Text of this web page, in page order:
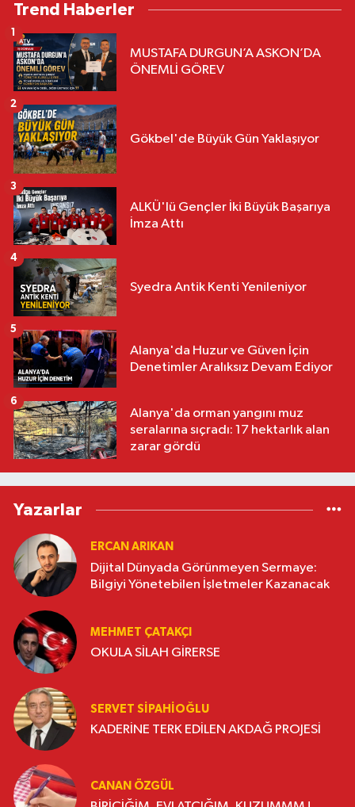
Trend Haberler
MUSTAFA DURGUN’A ASKON’DA
ÖNEMLİ GÖREV
1
Gökbel'de Büyük Gün Yaklaşıyor
2
ALKÜ'lü Gençler İki Büyük Başarıya
İmza Attı
3
Syedra Antik Kenti Yenileniyor
4
Alanya'da Huzur ve Güven İçin
Denetimler Aralıksız Devam Ediyor
5
Alanya'da orman yangını muz
seralarına sıçradı: 17 hektarlık alan
zarar gördü
6
Yazarlar
ERCAN ARIKAN
Dijital Dünyada Görünmeyen Sermaye:
Bilgiyi Yönetebilen İşletmeler Kazanacak
MEHMET ÇATAKÇI
OKULA SİLAH GİRERSE
SERVET SİPAHİOĞLU
KADERİNE TERK EDİLEN AKDAĞ PROJESİ
CANAN ÖZGÜL